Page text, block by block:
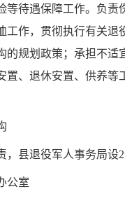
等待遇保障工作。负责
工作，贯彻执行有关退
的规划政策；承担不适
置、退休安置、供养等
，县退役军人事务局设2
公室